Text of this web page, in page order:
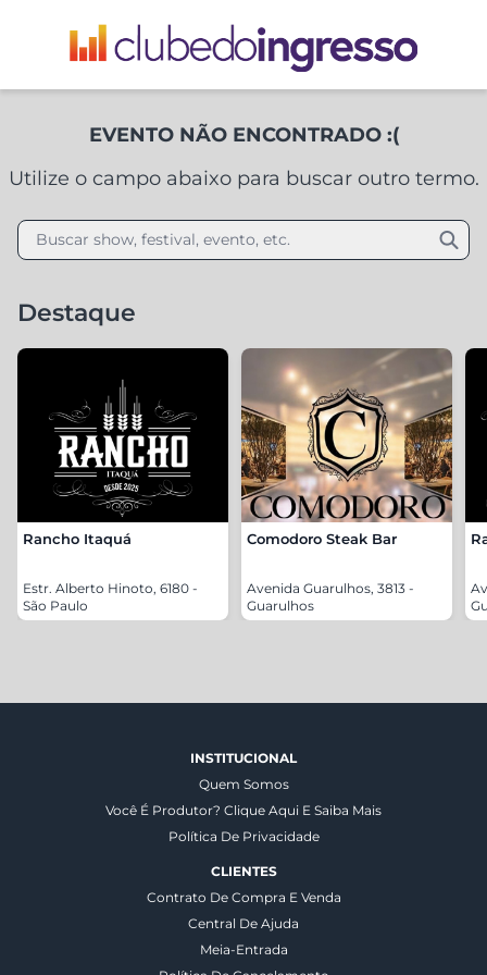
EVENTO NÃO ENCONTRADO :(
Utilize o campo abaixo para buscar outro termo.
Buscar show, festival, evento, etc.
Destaque
Rancho Itaquá
Estr. Alberto Hinoto, 6180 -
São Paulo
Comodoro Steak Bar
Avenida Guarulhos, 3813 -
Guarulhos
INSTITUCIONAL
Quem Somos
Você É Produtor? Clique Aqui E Saiba Mais
Política De Privacidade
CLIENTES
Contrato De Compra E Venda
Central De Ajuda
Meia-Entrada